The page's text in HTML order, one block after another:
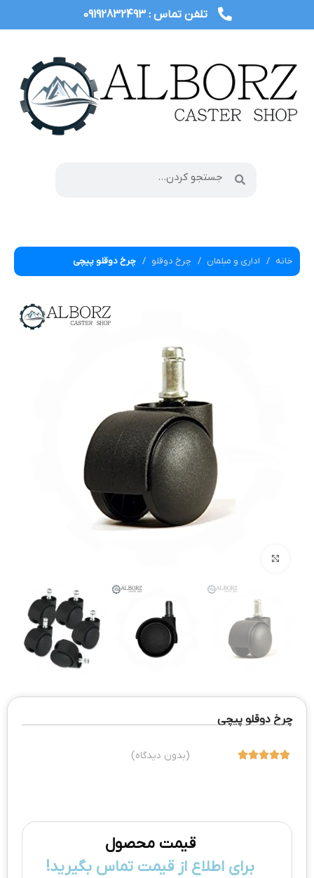
تلفن تماس : 09192832493
خانه اداری و مبلمان چرخ دوقلو چرخ دوقلو پیچی
چرخ دوقلو پیچی




 (بدون دیدگاه)
قیمت محصول
برای اطلاع از قیمت تماس بگیرید!